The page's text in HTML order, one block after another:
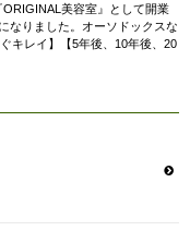
美容室』として開業
なりました。オーソドックスな
キレイ】【5年後、10年後、20